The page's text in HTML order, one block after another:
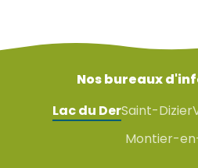
Nos bureaux
Lac du DerSaint-Dizier
Montier-